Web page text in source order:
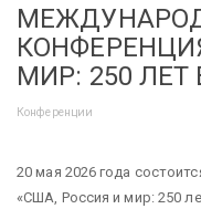
МИР: 250
Конференции
20 мая 2026 года
«США, Россия и мир: 250